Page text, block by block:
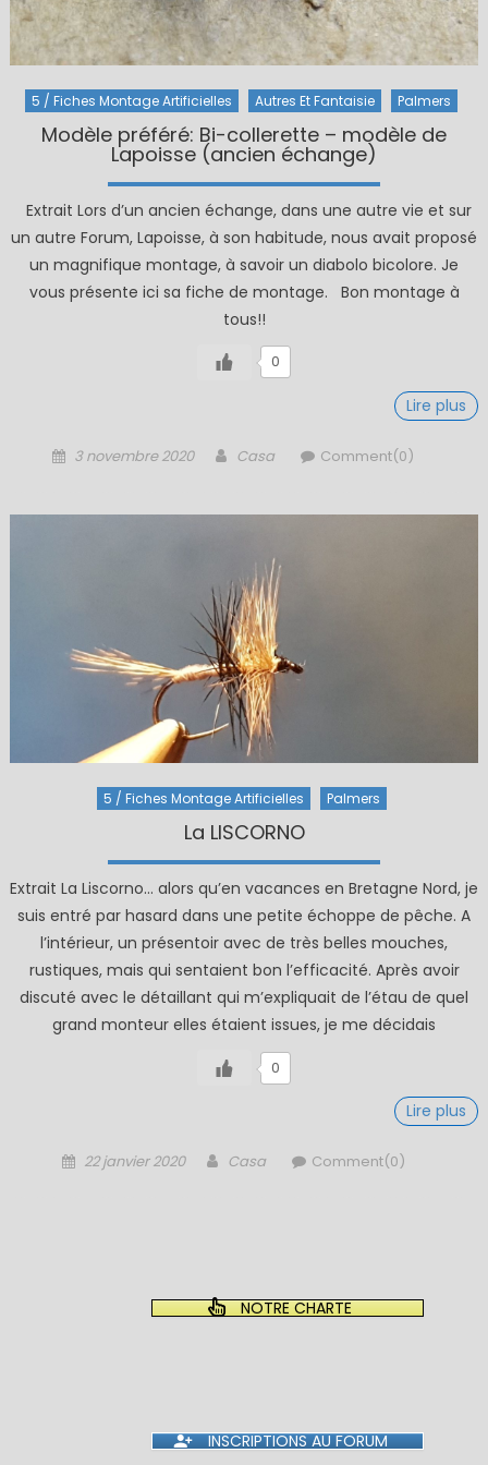
5 / Fiches Montage Artificielles Autres Et Fantaisie Palmers
Modèle préféré: Bi-collerette – modèle de
Lapoisse (ancien échange)
Extrait Lors d’un ancien échange, dans une autre vie et sur
un autre Forum, Lapoisse, à son habitude, nous avait proposé
un magnifique montage, à savoir un diabolo bicolore. Je
vous présente ici sa fiche de montage. Bon montage à
tous!!
0
Lire plus
Posted
3 novembre 2020 Author
Casa Comment(0)
5 / Fiches Montage Artificielles Palmers
La LISCORNO
Extrait La Liscorno… alors qu’en vacances en Bretagne Nord, je
suis entré par hasard dans une petite échoppe de pêche. A
l’intérieur, un présentoir avec de très belles mouches,
rustiques, mais qui sentaient bon l’efficacité. Après avoir
discuté avec le détaillant qui m’expliquait de l’étau de quel
grand monteur elles étaient issues, je me décidais
0
Lire plus
Posted
22 janvier 2020 Author
Casa Comment(0)
NOTRE CHARTE
INSCRIPTIONS AU FORUM